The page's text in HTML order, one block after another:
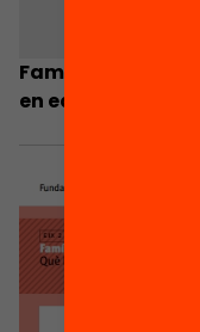
Famílies amb
en educació